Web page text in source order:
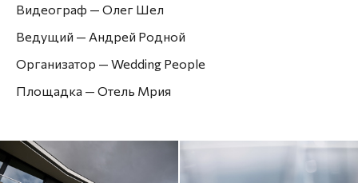
Видеограф — Олег Шел
Ведущий — Андрей Родной
Организатор — Wedding People
Площадка — Отель Мрия